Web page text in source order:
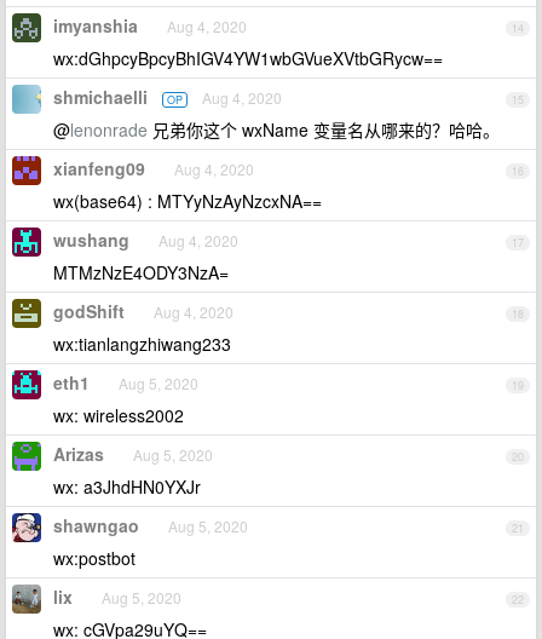
14
imyanshia Aug 4, 2020
wx:dGhpcyBpcyBhIGV4YW1wbGVueXVtbGRycw==
15
shmichaelli OP Aug 4, 2020
@lenonrade 兄弟你这个 wxName 变量名从哪来的？哈哈。
16
xianfeng09 Aug 4, 2020
wx(base64) : MTYyNzAyNzcxNA==
17
wushang Aug 4, 2020
MTMzNzE4ODY3NzA=
18
godShift Aug 4, 2020
wx:tianlangzhiwang233
19
eth1 Aug 5, 2020
wx: wireless2002
20
Arizas Aug 5, 2020
wx: a3JhdHN0YXJr
21
shawngao Aug 5, 2020
wx:postbot
22
lix Aug 5, 2020
wx: cGVpa29uYQ==